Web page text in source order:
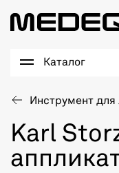
Каталог
Инструмент
Karl